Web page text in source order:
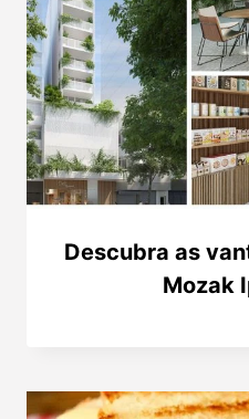
Descubra as
Mozak